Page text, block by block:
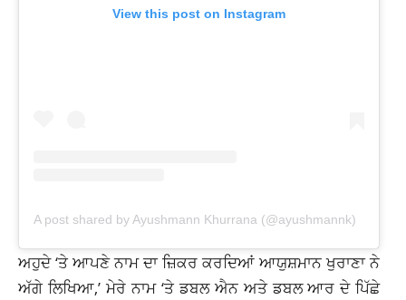
View this post on Instagram
A post shared by Ayushmann Khurrana (@ayushmannk)
ਅਹੁਦੇ ‘ਤੇ ਆਪਣੇ ਨਾਮ ਦਾ ਜ਼ਿਕਰ ਕਰਦਿਆਂ ਆਯੁਸ਼ਮਾਨ ਖੁਰਾਣਾ ਨੇ
ਅੱਗੇ ਲਿਖਿਆ,’ ਮੇਰੇ ਨਾਮ ‘ਤੇ ਡਬਲ ਐਨ ਅਤੇ ਡਬਲ ਆਰ ਦੇ ਪਿੱਛੇ